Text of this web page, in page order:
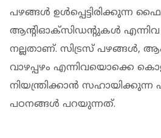
പഴങ്ങൾ ഉൾപ്പെട്ടിരിക്കുന്ന
ആന്റിഓക്സിഡന്റുകൾ
നല്ലതാണ്. സിട്രസ് പഴങ്ങൾ,
വാഴപ്പഴം എന്നിവയൊക്കെ
നിയന്ത്രിക്കാൻ
പഠനങ്ങൾ പറയുന്നത്.